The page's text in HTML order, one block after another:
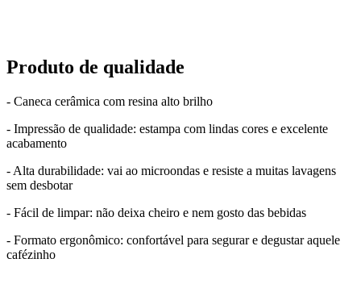
Produto de qualidade
- Caneca cerâmica com resina alto brilho
- Impressão de qualidade: estampa com lindas cores e excelente
acabamento
- Alta durabilidade: vai ao microondas e resiste a muitas lavagens
sem desbotar
- Fácil de limpar: não deixa cheiro e nem gosto das bebidas
- Formato ergonômico: confortável para segurar e degustar aquele
cafézinho